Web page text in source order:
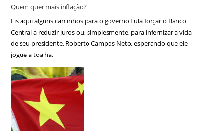
Quem quer mais inflação?
Eis aqui alguns caminhos para o governo Lula forçar o Banco
Central a reduzir juros ou, simplesmente, para infernizar a vida
de seu presidente, Roberto Campos Neto, esperando que ele
jogue a toalha.